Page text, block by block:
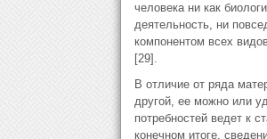
человека ни как
деятельность, ни
компонентом всех
[29].
В отличие от ряда
другой, ее можно или
потребностей ведет к
конечном итоге,